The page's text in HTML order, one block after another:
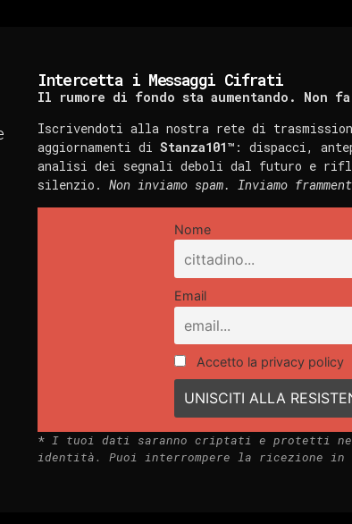
Intercetta i Messaggi Cifrati
Il rumore di fondo sta aumentando. Non
Iscrivendoti alla nostra rete di
aggiornamenti diStanza101™ : dispacci,
analisi dei segnali deboli dal futuro e
silenzio.Non inviamo spam. Inviamo
Nome
Email
Accetto la privacy policy
*I tuoi dati saranno criptati e protetti
identità. Puoi interrompere la ricezione in